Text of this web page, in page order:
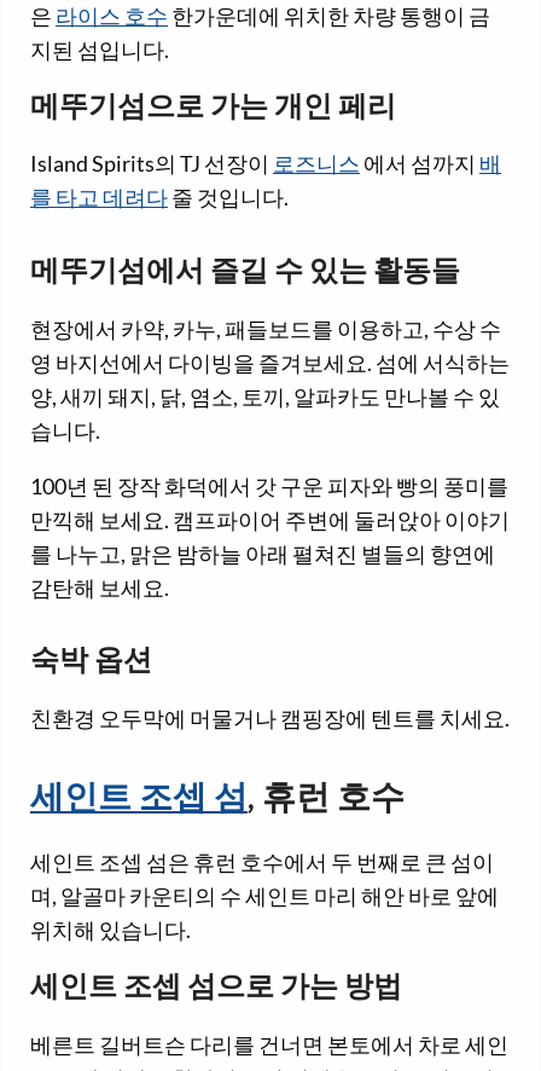
은 라이스 호수 한가운데에 위치한 차량 통행이 금
지된 섬입니다.
메뚜기섬으로 가는 개인 페리
Island Spirits의 TJ 선장이 로즈니스 에서 섬까지 배
를 타고 데려다줄 것입니다.
메뚜기섬에서 즐길 수 있는 활동들
현장에서 카약, 카누, 패들보드를 이용하고, 수상 수
영 바지선에서 다이빙을 즐겨보세요. 섬에 서식하는
양, 새끼 돼지, 닭, 염소, 토끼, 알파카도 만나볼 수 있
습니다.
100년 된 장작 화덕에서 갓 구운 피자와 빵의 풍미를
만끽해 보세요. 캠프파이어 주변에 둘러앉아 이야기
를 나누고, 맑은 밤하늘 아래 펼쳐진 별들의 향연에
감탄해 보세요.
숙박 옵션
친환경 오두막에 머물거나 캠핑장에 텐트를 치세요.
세인트 조셉 섬, 휴런 호수
세인트 조셉 섬은 휴런 호수에서 두 번째로 큰 섬이
며, 알골마 카운티의 수 세인트 마리 해안 바로 앞에
위치해 있습니다.
세인트 조셉 섬으로 가는 방법
베른트 길버트슨 다리를 건너면 본토에서 차로 세인